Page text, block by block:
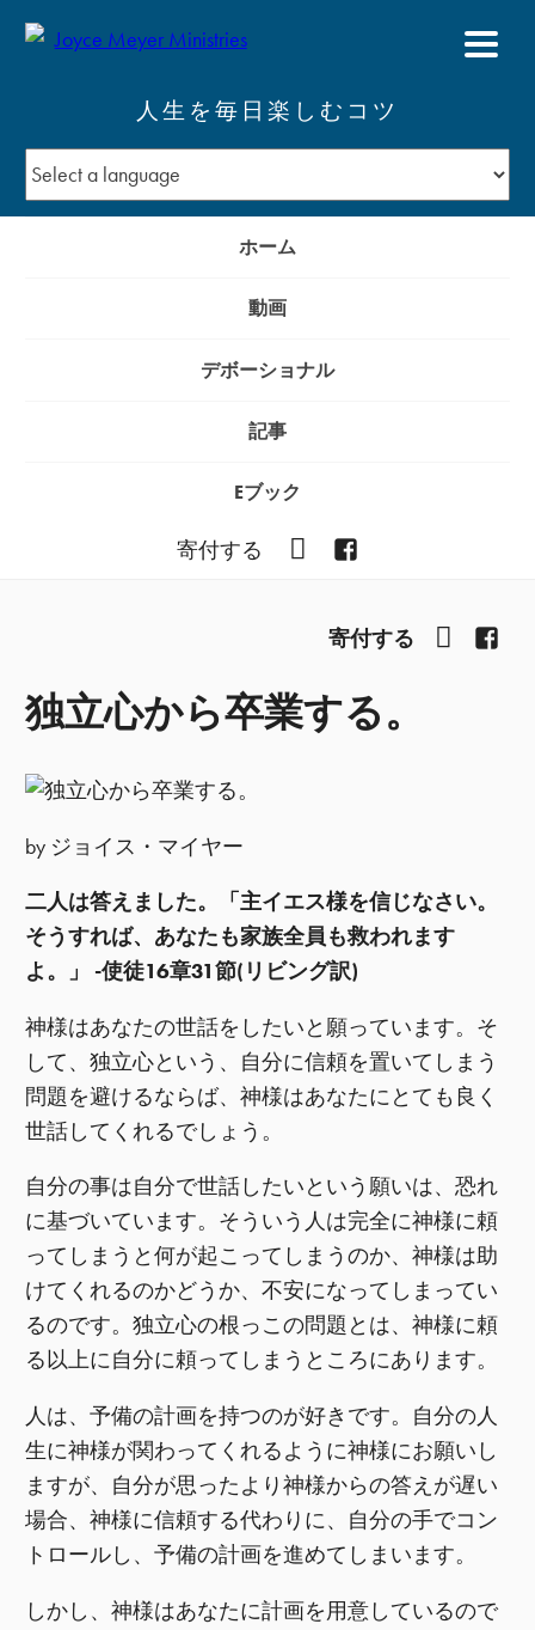
人生を毎日楽しむコツ
ホーム
動画
デボーショナル
記事
Eブック
寄付する YouTubeFacebook
寄付する
独立心から卒業する。
by ジョイス・マイヤー
二人は答えました。「主イエス様を信じなさい。
そうすれば、あなたも家族全員も救われます
よ。」 -使徒16章31節(リビング訳)
神様はあなたの世話をしたいと願っています。そ
して、独立心という、自分に信頼を置いてしまう
問題を避けるならば、神様はあなたにとても良く
世話してくれるでしょう。
自分の事は自分で世話したいという願いは、恐れ
に基づいています。そういう人は完全に神様に頼
ってしまうと何が起こってしまうのか、神様は助
けてくれるのかどうか、不安になってしまってい
るのです。独立心の根っこの問題とは、神様に頼
る以上に自分に頼ってしまうところにあります。
人は、予備の計画を持つのが好きです。自分の人
生に神様が関わってくれるように神様にお願いし
ますが、自分が思ったより神様からの答えが遅い
場合、神様に信頼する代わりに、自分の手でコン
トロールし、予備の計画を進めてしまいます。
しかし、神様はあなたに計画を用意しているので